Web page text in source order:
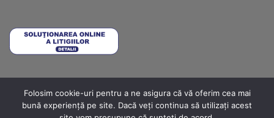
METODE DE PLATĂ COSTURI DE LIVRARE
TERMENI ȘI CONDIȚII
POLITICA DE RETUR
ANPC ANPC SOLUTIONARE ANPC – SAL
Folosim cookie-uri pentru a ne asigura că vă oferim cea mai
bună experiență pe site. Dacă veți continua să utilizați acest